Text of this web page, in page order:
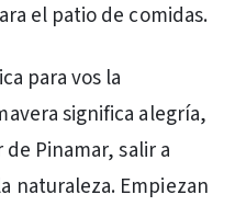
el patio de comidas.
para vos la
significa alegría,
Pinamar, salir a
naturaleza. Empiezan